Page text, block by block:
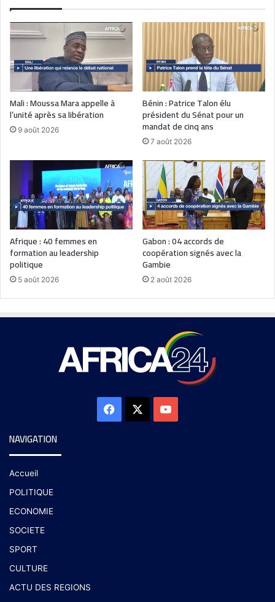
Mali : Moussa Mara appelle à
l’unité après sa libération
9 août 2026
Bénin : Patrice Talon élu
président du Sénat pour un
mandat de cinq ans
7 août 2026
Afrique : 40 femmes en
formation au leadership
politique
5 août 2026
Gabon : 04 accords de
coopération signés avec la
Gambie
2 août 2026
NAVIGATION
Accueil
POLITIQUE
ECONOMIE
SOCIETE
SPORT
CULTURE
ACTU DES REGIONS